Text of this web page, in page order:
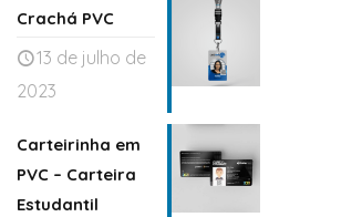
Crachá PVC
13 de julho de
2023
Carteirinha em
PVC – Carteira
Estudantil